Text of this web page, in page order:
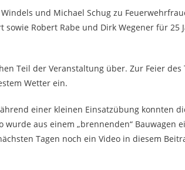
und Michael Schug zu
Robert Rabe und Dirk Wegener für 25
Teil der Veranstaltung über. Zur Feier des
Wetter ein.
einer kleinen Einsatzübung konnten
aus einem „brennenden“ Bauwagen
Tagen noch ein Video in diesem